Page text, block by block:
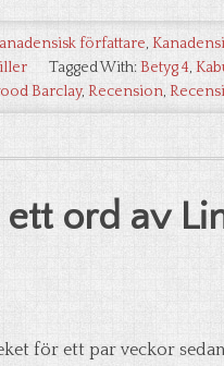
författare,
Tagged With:Betyg 4,
Barclay, Recension,
ett ord av
för ett par veckor